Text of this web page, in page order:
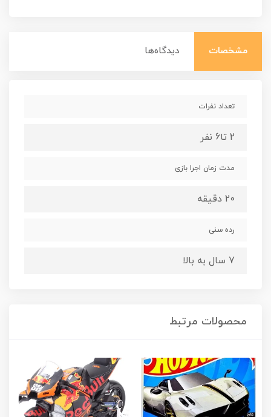
مشخصات دیدگاه‌ها
تعداد نفرات
2 تا6 نفر
مدت زمان اجرا بازی
20 دقیقه
رده سنی
7 سال به بالا
محصولات مرتبط